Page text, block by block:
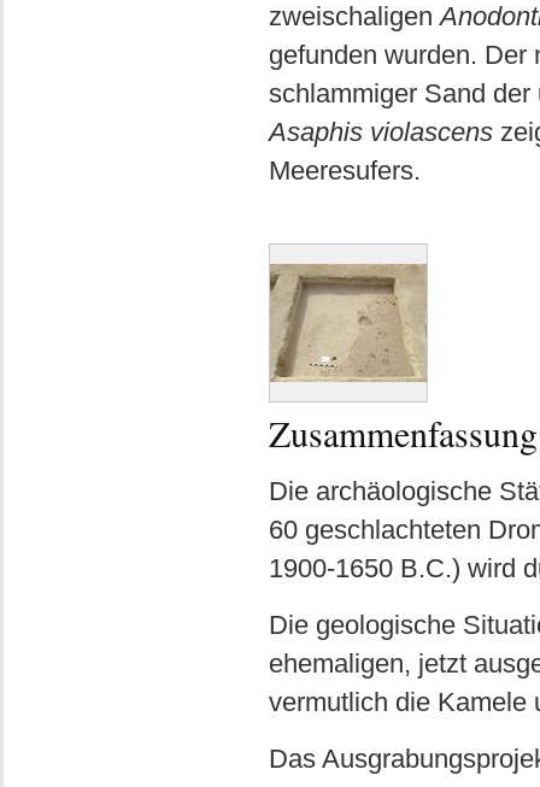
zweischaligen
gefunden wurden. Der
schlammiger Sand
Asaphis violascens
Meeresufers.
Zusammenfassung
Die archäologische
60 geschlachteten
1900-1650 B.C.) wird
Die geologische
ehemaligen, jetzt
vermutlich die Kamele
Das